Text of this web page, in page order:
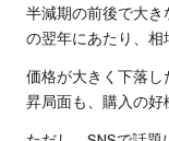
半減期の前後で大
の翌年にあたり、相
価格が大きく下落
昇局面も、購入の好